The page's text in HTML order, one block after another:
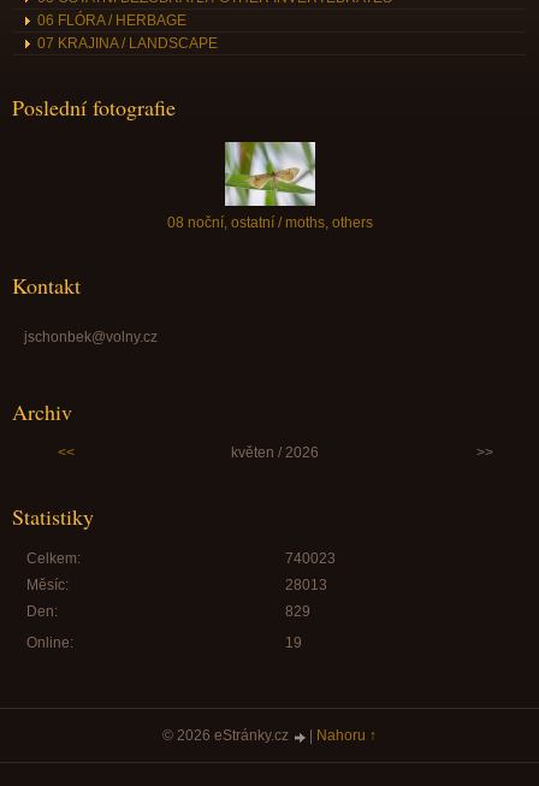
06 FLÓRA / HERBAGE
07 KRAJINA / LANDSCAPE
Poslední fotografie
08 noční, ostatní / moths, others
Kontakt
jschonbek@volny.cz
Archiv
<< květen / 2026 >>
Statistiky
Online: 19
Celkem:
740023
Měsíc:
28013
Den:
829
© 2026 eStránky.cz | Nahoru ↑